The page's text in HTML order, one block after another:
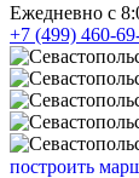
Ежедневно с
+7 (499) 460-
построить